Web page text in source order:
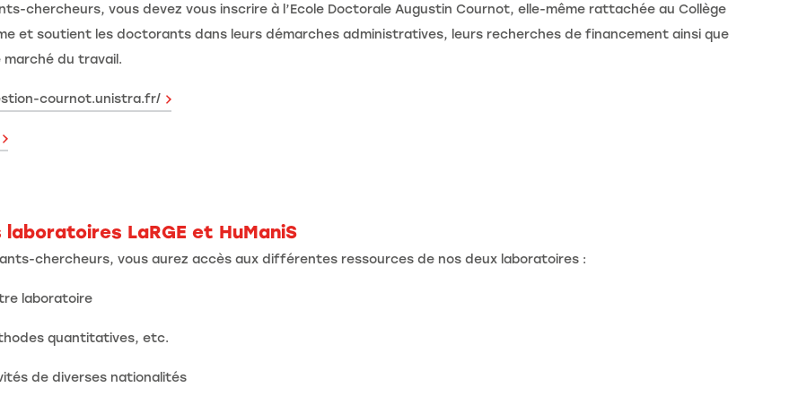
chercheurs, vous devez vous inscrire à l’Ecole Doctorale Augustin Cournot, elle-même rattachée au Collège
et soutient les doctorants dans leurs démarches administratives, leurs recherches de financement ainsi que
du travail.
cournot.unistra.fr/
laboratoires LaRGE et HuManiS
chercheurs, vous aurez accès aux différentes ressources de nos deux laboratoires :
laboratoire
quantitatives, etc.
de diverses nationalités